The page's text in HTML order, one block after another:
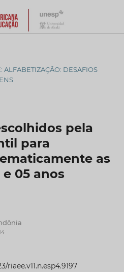
ALFABETIZAÇÃO: DESAFIOS
pela
para
as
05 anos
riaee.v11.n.esp4.9197